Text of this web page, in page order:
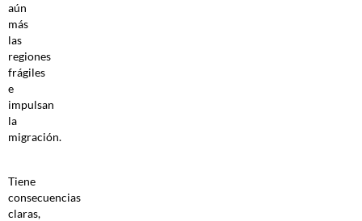
aún
más
las
regiones
frágiles
e
impulsan
la
migración.
Tiene
consecuencias
claras,